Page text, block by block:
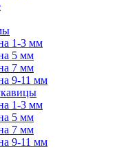
1-3 мм
5 мм
7 мм
9-11 мм
1-3 мм
5 мм
7 мм
9-11 мм